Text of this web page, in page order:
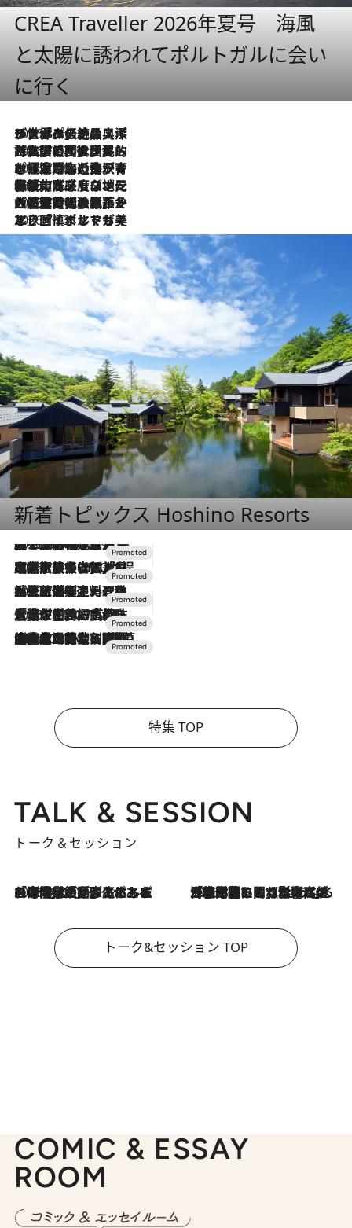
CREA Traveller 2026年夏号 海風
と太陽に誘われてポルトガルに会い
に行く
2026.8.8
リスボンの絶品スイーツ「パステル・デ・ナタ」とは？ポルトガル伝統の奥深い世界へ
2026.7.27
「私の祖国はポルトガル語です」国民的詩人フェルナンド・ペソアと、彼が愛した文学の街を歩く
2026.7.26
ポルトガル近海が育む極上の海の幸。キリリと冷えた白ワインと愉しむ、シーフード専門店の贅沢
2026.7.22
伝統の味をモダンに昇華。高感度な地元客が集う、リスボンの最旬ガストロノミー
2026.7.21
大航海時代の栄華から、震災、独裁、そして革命へ。ポルトガル・首都リスボンの石畳に刻まれた「歴史の光と影」
2026.7.13
エッセイ・ヤマザキマリ「慎ましくも美しき国 ポルトガル」
新着トピックス Hoshino Resorts
2026.8.7
【トンボの足水浴】ヒノキの香りに包まれて涼感マックス！約13℃の湧水かけ流しを避暑地「星野温泉 トンボの湯」で体験
2026.7.31
【ホテル帰省】という選択肢をOMOが提案。家族とほどよい距離を保つには「昼は実家、夜は気兼ねなくホテルで！」
2026.7.24
【夏限定ディナーコース】旬を迎える稚鮎や花ズッキーニなどをイタリア・トスカーナの郷土料理の手法で満喫！
2026.7.17
「土佐和ハーブかき氷」がOMO7高知に登場！生姜、山椒、大葉など目にも舌にも涼を呼ぶ郷土の味
2026.7.10
NEW OPEN！【界 草津】名湯の地に誕生。趣の異なる2種の温泉と上州ならではの会席・蕎麦割烹など美食を味わう究極の癒やし旅
特集 TOP
TALK & SESSION
トーク＆セッション
2026.8.3
「今後値上げがあるとすれば…」「リスクがあるのは今年の冬」エネルギー専門家が語る、ホルムズ海峡封鎖が家庭にもたらす“ある心配” 2026.8.3
「住宅建てられない…」「サーチャージ料の高値が続いている」ホルムズ海峡封鎖による影響はいつまで続く？《エネルギー専門家に聞く“どうなる日本の暮らし”》
トーク&セッション TOP
COMIC & ESSAY
ROOM